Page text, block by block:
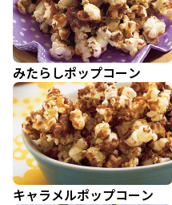
みたらしポップコーン
キャラメルポップコーン